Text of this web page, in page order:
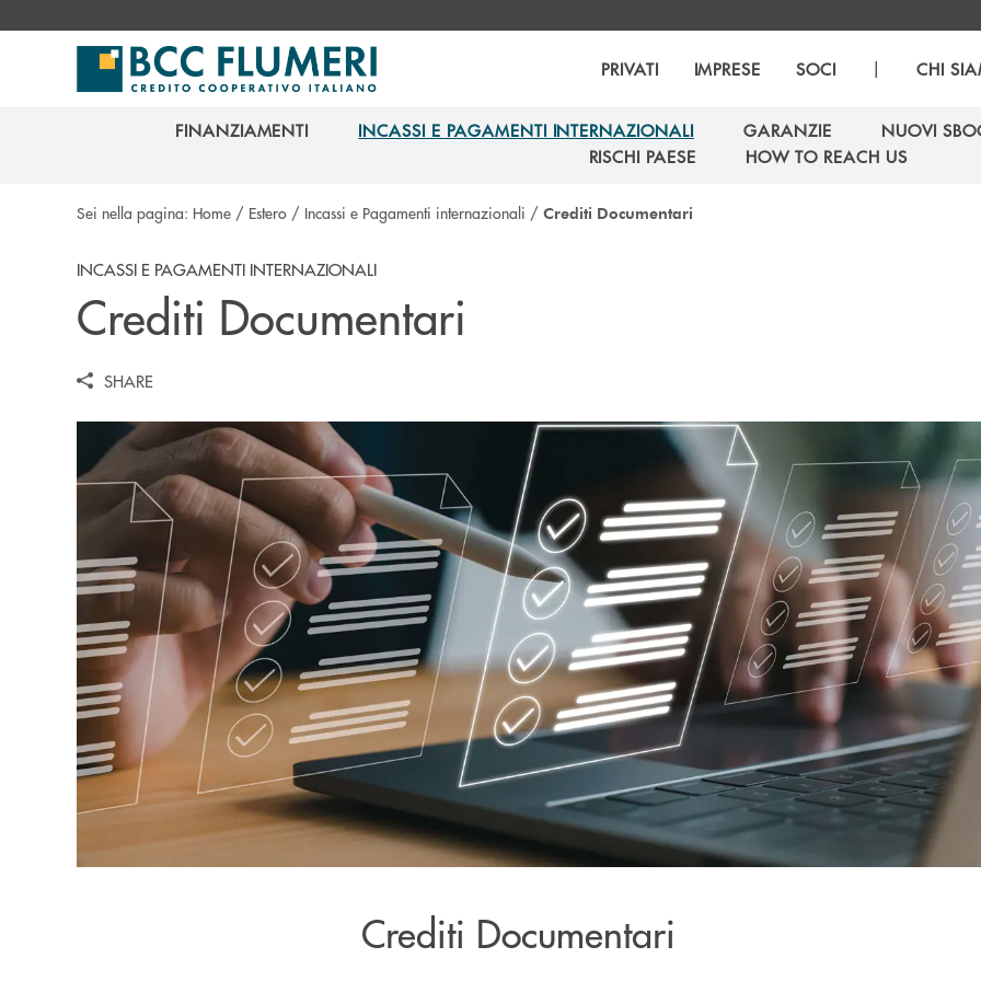
PRIVATI IMPRESE SOCI | CHI
FINANZIAMENTI
INCASSI E PAGAMENTI INTERNAZIONALI
INCASSI E PAGAMENTI INTERNAZIONALI
GARANZIE
GARANZIE
NUOVI
NUOVI
RISCHI PAESE
HOW TO REACH US
Sei nella pagina: Home / Estero / Incassi e Pagamenti internazionali / Crediti Documentari
INCASSI E PAGAMENTI INTERNAZIONALI
Crediti Documentari
SHARE
Crediti Documentari